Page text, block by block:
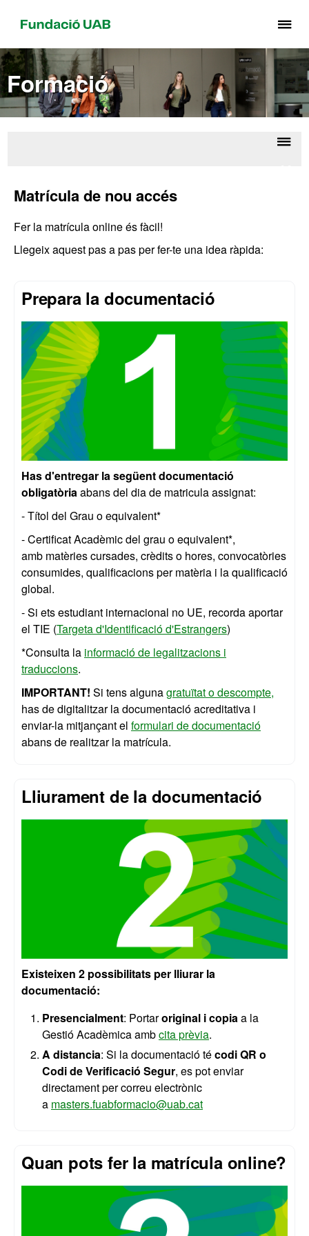
el
de
Formació
Matrícula de nou accés
Fer la matrícula online és fàcil!
Llegeix aquest pas a pas per fer-te una idea ràpida:
Prepara la documentació
Has d'entregar la següent documentació
obligatòriaabans del dia de matricula assignat:
- Títol del Grau o equivalent*
- Certificat Acadèmic del grau o equivalent*,
amb matèries cursades, crèdits o hores, convocatòries
consumides, qualificacions per matèria i la qualificació
global.
- Si ets estudiant internacional no UE, recorda aportar
el TIE (Targeta d'Identificació d'Estrangers)
*Consulta la informació de legalitzacions i
traduccions.
IMPORTANT! Si tens algunagratuïtat o descompte,
has de digitalitzar la documentació acreditativa i
enviar-la mitjançant el formulari de documentació
abans de realitzar la matrícula.
Lliurament de la documentació
Existeixen 2 possibilitats per lliurar la
documentació:
Presencialment: Portaroriginal i copia a la
Gestió Acadèmica ambcita prèvia.
A distancia: Si la documentació técodi QR o
Codi de Verificació Segur, es pot enviar
directament per correu electrònic
a masters.fuabformacio@uab.cat
Quan pots fer la matrícula online?